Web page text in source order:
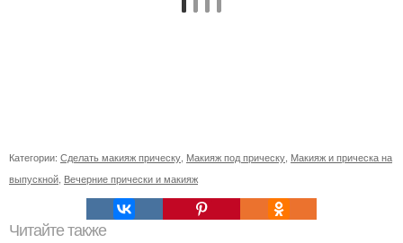
Категории: Сделать макияж прическу Макияж под прическу Макияж и прическа на
выпускной Вечерние прически и макияж
Читайте также